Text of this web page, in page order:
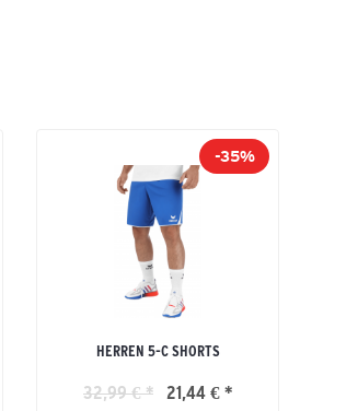
-35%
HERREN 5-C SHORTS
32,99 € * 21,44 € *